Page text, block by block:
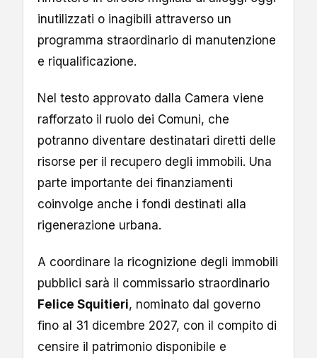
inutilizzati o inagibili attraverso un
programma straordinario di manutenzione
e riqualificazione.
Nel testo approvato dalla Camera viene
rafforzato il ruolo dei Comuni, che
potranno diventare destinatari diretti delle
risorse per il recupero degli immobili. Una
parte importante dei finanziamenti
coinvolge anche i fondi destinati alla
rigenerazione urbana.
A coordinare la ricognizione degli immobili
pubblici sarà il commissario straordinario
Felice Squitieri, nominato dal governo
fino al 31 dicembre 2027, con il compito di
censire il patrimonio disponibile e